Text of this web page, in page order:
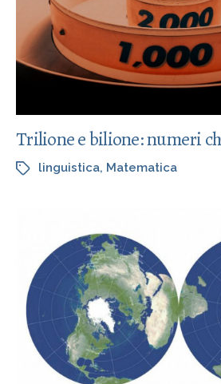
Trilione e bilione: numeri
linguistica, Matematica